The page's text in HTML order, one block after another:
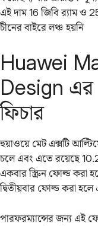
এই দাম 16 জিবি র‌্যাম ও
চীনের বাইরে লঞ্চ হয়নি
Huawei
Design এর
ফিচার
হুয়াওয়ে মেট এক্সটি
চলে এবং এতে রয়েছে 10.2
একবার স্ক্রিন ফোল্ড করা
দ্বিতীয়বার ফোল্ড করা
পারফরম্যান্সের জন্য এই